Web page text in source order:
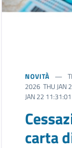
NOVITÀ
2026 THU JAN
JAN 22
carta